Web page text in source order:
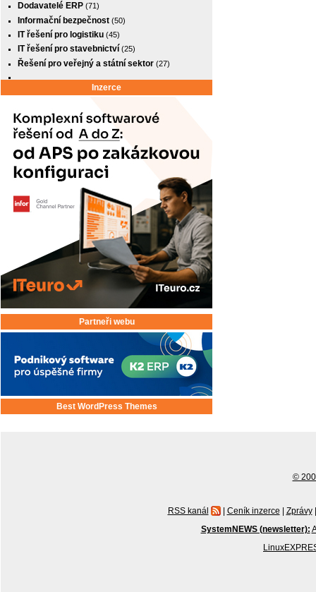
Dodavatelé ERP (71)
Informační bezpečnost (50)
IT řešení pro logistiku (45)
IT řešení pro stavebnictví (25)
Řešení pro veřejný a státní sektor (27)
Inzerce
Partneři webu
Best WordPress Themes
©
RSS kanál | Ceník inzerce | Zprávy |
SystemNEWS (newsletter):